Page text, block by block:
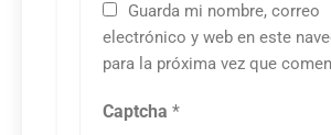
Guarda mi nombre, correo
electrónico y web en este
para la próxima vez que
Captcha *